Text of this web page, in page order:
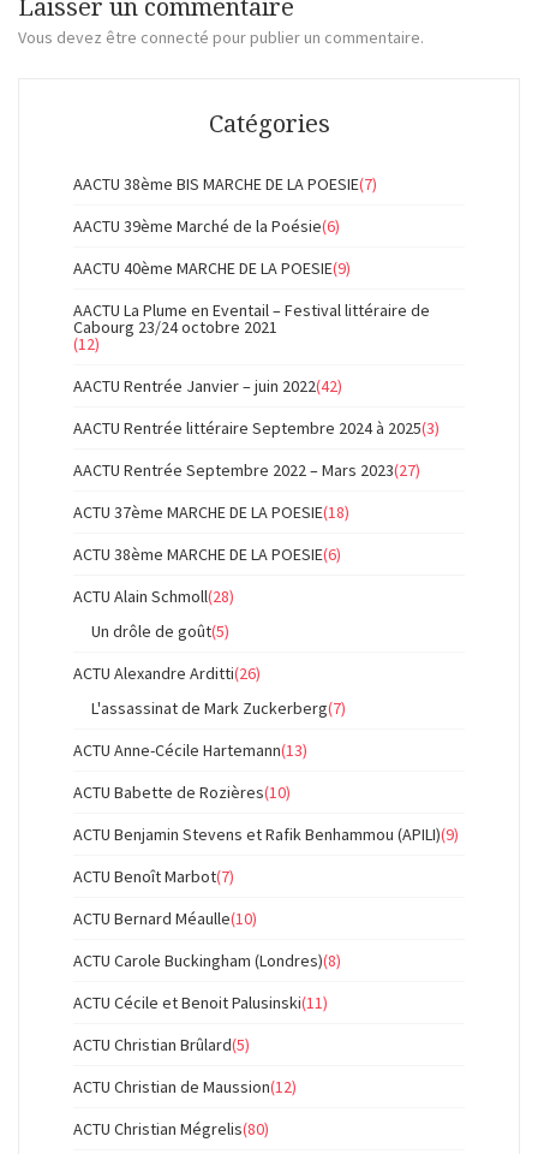
Laisser un commentaire
Vous devez être connecté pour publier un commentaire.
Catégories
AACTU 38ème BIS MARCHE DE LA POESIE(7)
AACTU 39ème Marché de la Poésie(6)
AACTU 40ème MARCHE DE LA POESIE(9)
AACTU La Plume en Eventail – Festival littéraire de
Cabourg 23/24 octobre 2021
(12)
AACTU Rentrée Janvier – juin 2022(42)
AACTU Rentrée littéraire Septembre 2024 à 2025(3)
AACTU Rentrée Septembre 2022 – Mars 2023(27)
ACTU 37ème MARCHE DE LA POESIE(18)
ACTU 38ème MARCHE DE LA POESIE(6)
ACTU Alain Schmoll(28)
Un drôle de goût(5)
ACTU Alexandre Arditti(26)
L'assassinat de Mark Zuckerberg(7)
ACTU Anne-Cécile Hartemann(13)
ACTU Babette de Rozières(10)
ACTU Benjamin Stevens et Rafik Benhammou (APILI)(9)
ACTU Benoît Marbot(7)
ACTU Bernard Méaulle(10)
ACTU Carole Buckingham (Londres)(8)
ACTU Cécile et Benoit Palusinski(11)
ACTU Christian Brûlard(5)
ACTU Christian de Maussion(12)
ACTU Christian Mégrelis(80)